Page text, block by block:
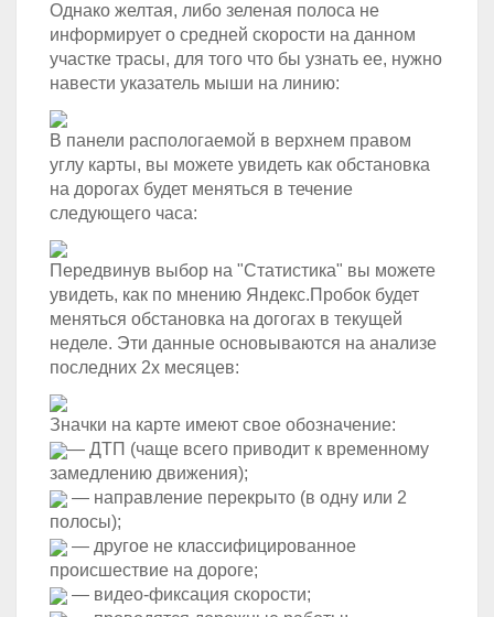
Однако желтая, либо зеленая полоса не
информирует о средней скорости на данном
участке трасы, для того что бы узнать ее, нужно
навести указатель мыши на линию:
В панели распологаемой в верхнем правом
углу карты, вы можете увидеть как обстановка
на дорогах будет меняться в течение
следующего часа:
Передвинув выбор на "Статистика" вы можете
увидеть, как по мнению Яндекс.Пробок будет
меняться обстановка на догогах в текущей
неделе. Эти данные основываются на анализе
последних 2х месяцев:
Значки на карте имеют свое обозначение:
— ДТП (чаще всего приводит к временному
замедлению движения);
— направление перекрыто (в одну или 2
полосы);
— другое не классифицированное
происшествие на дороге;
— видео-фиксация скорости;